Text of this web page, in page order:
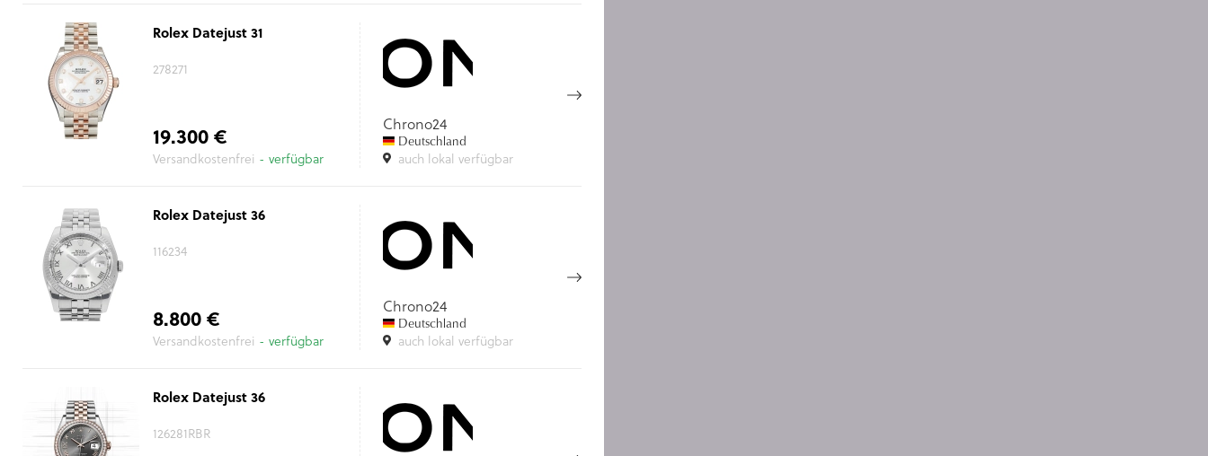
Rolex Datejust 31
278271
19.300 €
Versandkostenfrei - verfügbar
Chrono24
Deutschland
auch lokal verfügbar
Rolex Datejust 36
116234
8.800 €
Versandkostenfrei - verfügbar
Chrono24
Deutschland
auch lokal verfügbar
Rolex Datejust 36
126281RBR